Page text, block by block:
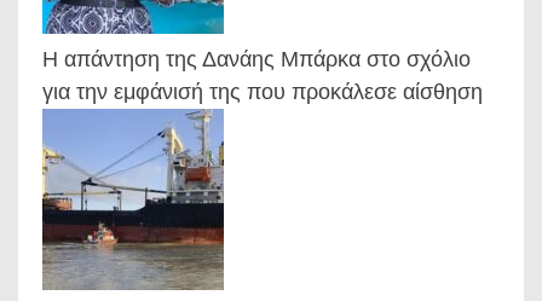
Η απάντηση της Δανάης Μπάρκα στο σχόλιο
για την εμφάνισή της που προκάλεσε αίσθηση